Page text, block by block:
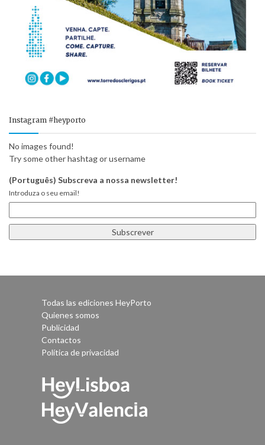
Instagram #heyporto
No images found!
Try some other hashtag or username
(Português) Subscreva a nossa newsletter!
Introduza o seu email!
Todas las ediciones HeyPorto
Quienes somos
Publicidad
Contactos
Política de privacidad